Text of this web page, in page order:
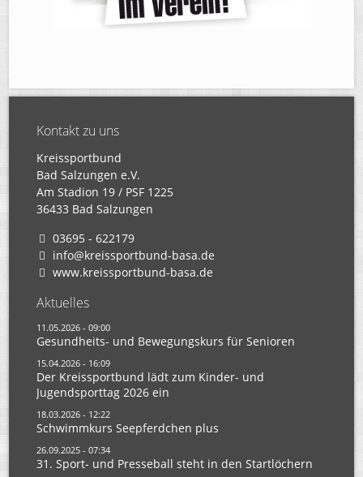
Kontakt zu uns
Kreissportbund
Bad Salzungen e.V.
Am Stadion 19 / PSF 1225
36433 Bad Salzungen
03695 - 622179
info@kreissportbund-basa.de
www.kreissportbund-basa.de
Aktuelles
11.05.2026 - 09:00
Gesundheits- und Bewegungskurs für Senioren
15.04.2026 - 16:09
Der Kreissportbund lädt zum Kinder- und
Jugendsporttag 2026 ein
18.03.2026 - 12:22
Schwimmkurs Seepferdchen plus
26.09.2025 - 07:34
31. Sport- und Presseball steht in den Startlöchern